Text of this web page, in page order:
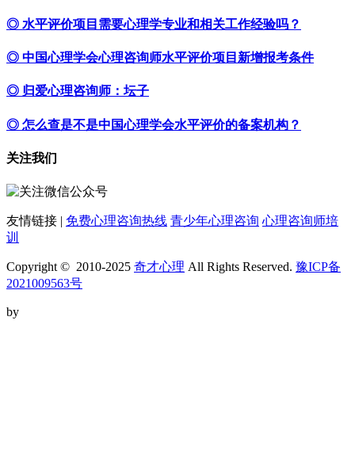
◎ 水平评价项目需要心理学专业和相关工作经验吗？
◎ 中国心理学会心理咨询师水平评价项目新增报考条件
◎ 归爱心理咨询师：坛子
◎ 怎么查是不是中国心理学会水平评价的备案机构？
关注我们
友情链接 | 免费心理咨询热线 青少年心理咨询 心理咨询师培
训
Copyright © 2010-2025 奇才心理 All Rights Reserved. 豫ICP备
2021009563号
by